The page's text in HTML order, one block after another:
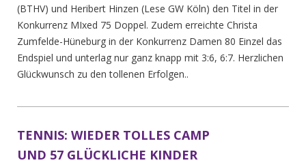
(BTHV) und Heribert Hinzen (Lese GW Köln) den Titel in der
Konkurrenz MIxed 75 Doppel. Zudem erreichte Christa
Zumfelde-Hüneburg in der Konkurrenz Damen 80 Einzel das
Endspiel und unterlag nur ganz knapp mit 3:6, 6:7. Herzlichen
Glückwunsch zu den tollenen Erfolgen..
TENNIS: WIEDER TOLLES CAMP
UND 57 GLÜCKLICHE KINDER